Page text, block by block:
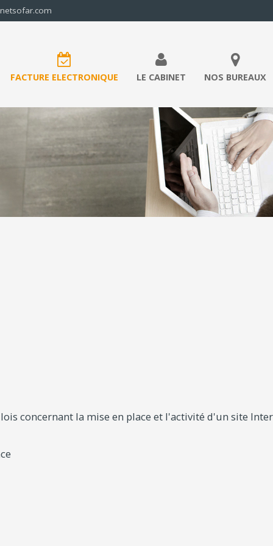
FACTURE ELECTRONIQUE LE CABINET NOS BUREAUX
concernant la mise en place et l'activité d'un site